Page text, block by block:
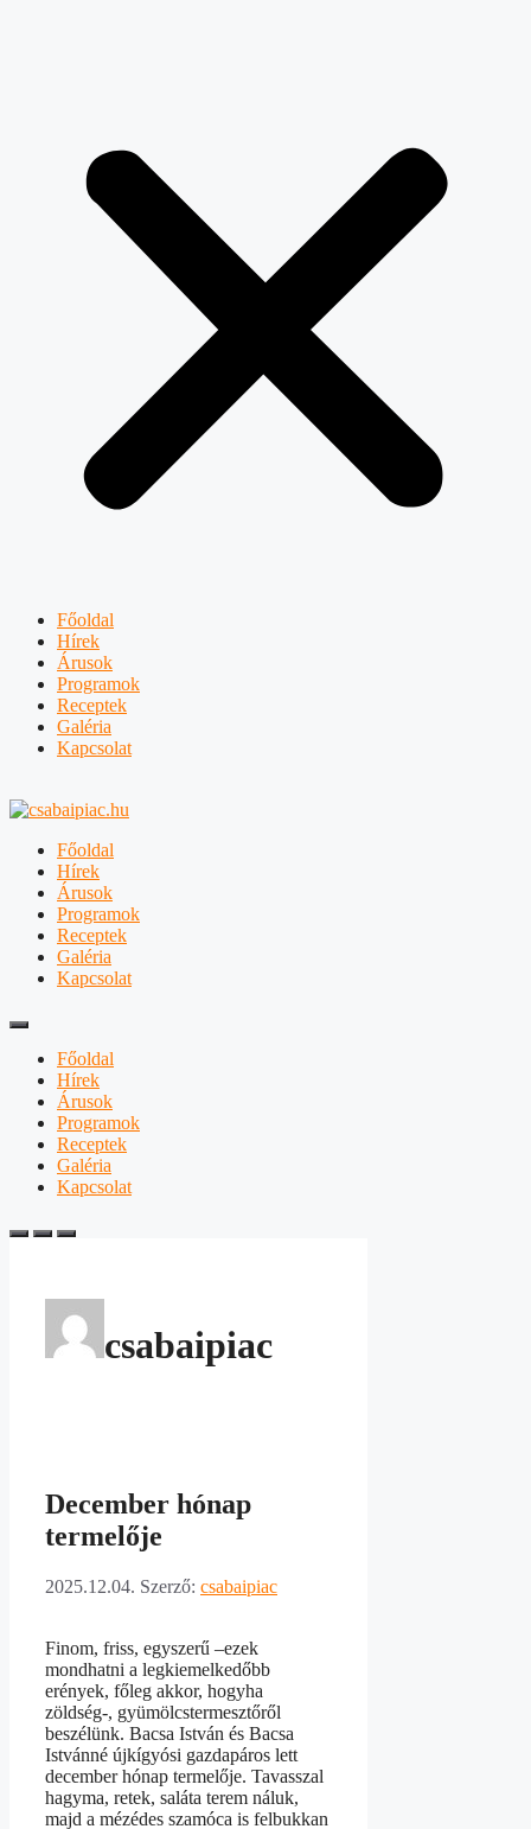
Főoldal
Hírek
Árusok
Programok
Receptek
Galéria
Kapcsolat
Főoldal
Hírek
Árusok
Programok
Receptek
Galéria
Kapcsolat
Főoldal
Hírek
Árusok
Programok
Receptek
Galéria
Kapcsolat
csabaipiac
December hónap
termelője
2025.12.04. Szerző: csabaipiac
Finom, friss, egyszerű –ezek
mondhatni a legkiemelkedőbb
erények, főleg akkor, hogyha
zöldség-, gyümölcstermesztőről
beszélünk. Bacsa István és Bacsa
Istvánné újkígyósi gazdapáros lett
december hónap termelője. Tavasszal
hagyma, retek, saláta terem náluk,
majd a mézédes szamóca is felbukkan